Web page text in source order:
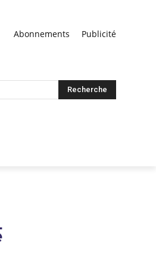
Abonnements Publicité
Recherche